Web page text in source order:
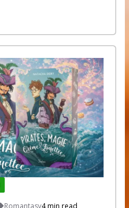
Romantasy4 min read